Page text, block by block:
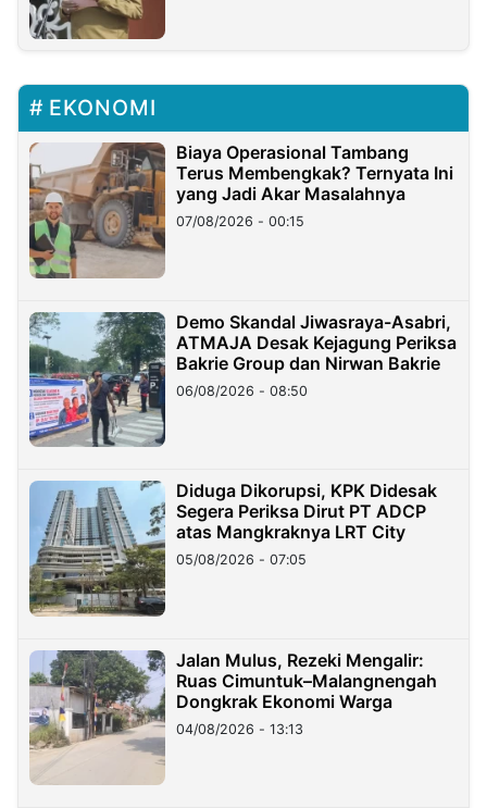
EKONOMI
Biaya Operasional Tambang
Terus Membengkak? Ternyata Ini
yang Jadi Akar Masalahnya
07/08/2026 - 00:15
Demo Skandal Jiwasraya-Asabri,
ATMAJA Desak Kejagung Periksa
Bakrie Group dan Nirwan Bakrie
06/08/2026 - 08:50
Diduga Dikorupsi, KPK Didesak
Segera Periksa Dirut PT ADCP
atas Mangkraknya LRT City
05/08/2026 - 07:05
Jalan Mulus, Rezeki Mengalir:
Ruas Cimuntuk–Malangnengah
Dongkrak Ekonomi Warga
04/08/2026 - 13:13